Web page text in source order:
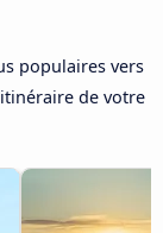
populaires vers
de votre